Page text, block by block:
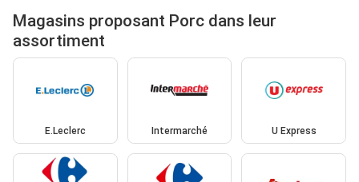
Magasins proposant Porc dans leur
assortiment
E.Leclerc Intermarché U Express